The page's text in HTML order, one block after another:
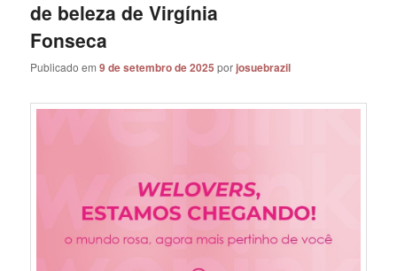
de beleza de Virgínia
Fonseca
Publicado em9 de setembro de 2025 porjosuebrazil